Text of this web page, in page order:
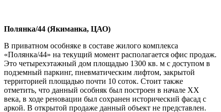
Полянка/44 (Якиманка, ЦАО)
В приватном особняке в составе жилого комплекса
«Полянка/44» на текущий момент располагается офис продаж.
Это четырехэтажный дом площадью 1300 кв. м с доступом в
подземный паркинг, пневматическим лифтом, закрытой
территорией площадью почти 10 соток. Стоит также
отметить, что данный особняк был построен в начале XX
века, в ходе реновации был сохранен исторический фасад с
аркой. В открытой продаже данный объект не представлен.